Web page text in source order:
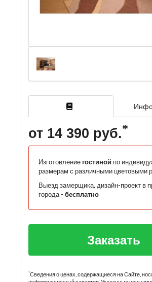
от 14 390 руб.
Изготовление гостиной по
размерам с различными цветовыми
Выезд замерщика, дизайн-проект в
города - бесплатно
Заказать
*Сведения о ценах, содержащиеся на Сайте,